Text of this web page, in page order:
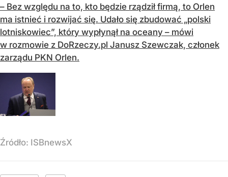
– Bez względu na to, kto będzie rządził firmą, to Orlen
ma istnieć i rozwijać się. Udało się zbudować „polski
lotniskowiec”, który wypłynął na oceany – mówi
w rozmowie z DoRzeczy.pl Janusz Szewczak, członek
zarządu PKN Orlen.
Źródło: ISBnewsX